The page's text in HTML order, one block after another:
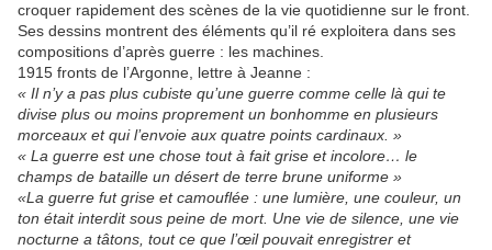
croquer rapidement des scènes de la vie quotidienne sur le front.
Ses dessins montrent des éléments qu’il ré exploitera dans ses
compositions d’après guerre : les machines.
1915 fronts de l’Argonne, lettre à Jeanne :
« Il n’y a pas plus cubiste qu’une guerre comme celle là qui te
divise plus ou moins proprement un bonhomme en plusieurs
morceaux et qui l’envoie aux quatre points cardinaux. »
« La guerre est une chose tout à fait grise et incolore… le
champs de bataille un désert de terre brune uniforme »
«La guerre fut grise et camouflée : une lumière, une couleur, un
ton était interdit sous peine de mort. Une vie de silence, une vie
nocturne a tâtons, tout ce que l’œil pouvait enregistrer et